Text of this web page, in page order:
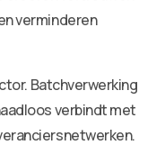
verminderen
Batchverwerking
verbindt met